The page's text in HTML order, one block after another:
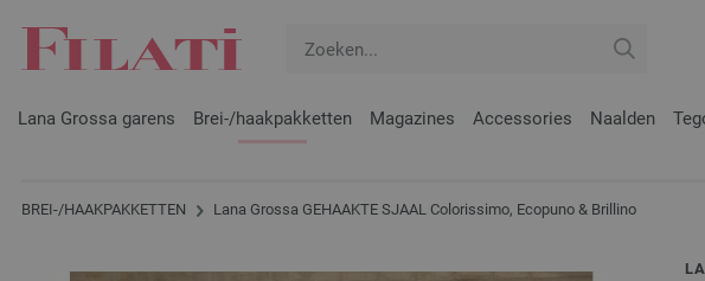
Lana Grossa garens Brei-/haakpakketten Magazines Accessories Naalden
BREI-/HAAKPAKKETTEN Lana Grossa GEHAAKTE SJAAL Colorissimo, Ecopuno & Brillino